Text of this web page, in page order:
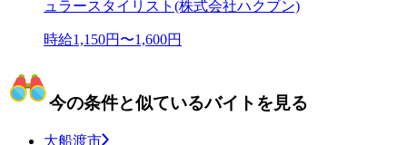
ュラースタイリスト(株式会社ハクブン)
時給1,150円〜1,600円
今の条件と似ているバイトを見る
大船渡市